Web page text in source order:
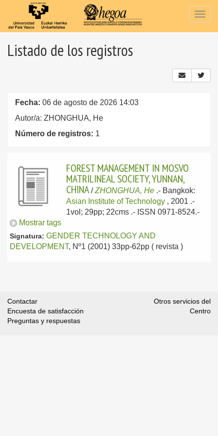
Listado de los registros
Fecha: 06 de agosto de 2026 14:03
Autor/a: ZHONGHUA, He
Número de registros: 1
FOREST MANAGEMENT IN MOSVO
MATRILINEAL SOCIETY, YUNNAN,
CHINA /ZHONGHUA, He .- Bangkok:
Asian Institute of Technology , 2001 .-
1vol; 29pp; 22cms .- ISSN 0971-8524.-
Mostrar tags
Signatura: GENDER TECHNOLOGY AND
DEVELOPMENT, Nº1 (2001) 33pp-62pp ( revista )
Contactar
Encuesta de satisfacción
Preguntas y respuestas
Otros servicios del
Centro